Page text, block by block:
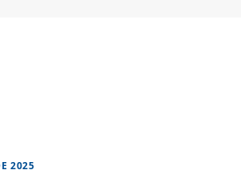
2025